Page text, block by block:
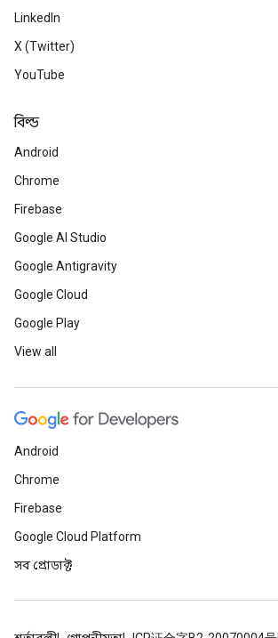
LinkedIn
X (Twitter)
YouTube
বিল্ড
Android
Chrome
Firebase
Google AI Studio
Google Antigravity
Google Cloud
Google Play
View all
Android
Chrome
Firebase
Google Cloud Platform
সব প্রোডাক্ট